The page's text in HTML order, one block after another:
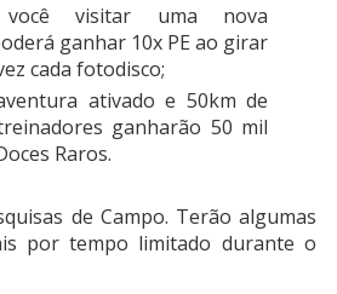
visitar uma nova
ganhar 10x PE ao girar
cada fotodisco;
ativado e 50km de
ganharão 50 mil
Raros.
de Campo. Terão algumas
por tempo limitado durante o